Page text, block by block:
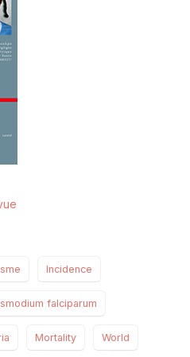
Incidence
falciparum
Mortality World